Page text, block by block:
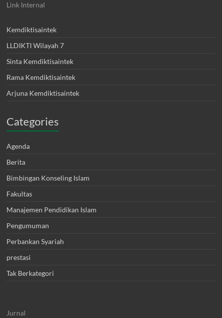
Link Internal
Kemdiktisaintek
LLDIKTI Wilayah 7
Sinta Kemdiktisaintek
Rama Kemdiktisaintek
Arjuna Kemdiktisaintek
Categories
Agenda
Berita
Bimbingan Konseling Islam
Fakultas
Manajemen Pendidikan Islam
Pengumuman
Perbankan Syariah
prestasi
Tak Berkategori
Jurnal